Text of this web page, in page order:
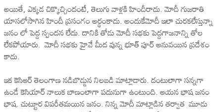
అయితే, ఎక్కడ చిక్కొచ్చిందంటే, తెలుగు వాళ్లకి హిందీరాదు. మోదీ గుజరాతి
యాసలోసాగిన హిందీ ప్రసంగం అర్థంకాదు. అందుకేమోదీ ఇలా చురకలేస్తున్నా
జనం లో పెద్ద స్పందన లేదు. దానికి తోడు మోదీ సభకు పెద్దగాజనాన్ని తోల
లేకపోయారు. మోదీ సభకు హైవే మీద వున్న భూత్ పూర్ అనువయిన ప్రదేశం
కాదు.
ఇక కెసిఆర్ తెలంగాణ నడిబొడ్డున నిలబడి మాట్లాడారు. దంటులాగా సన్నగా
ఉండే కెసియార్ నాలుక బాణంలాగా పదునుగా ఉంటుంది. ఆయన భాష జనం
భాష. చుట్టూర విపరీతమయిన జనం. నిన్న మోదీ మాట్లాడిన తర్వాత మూడు